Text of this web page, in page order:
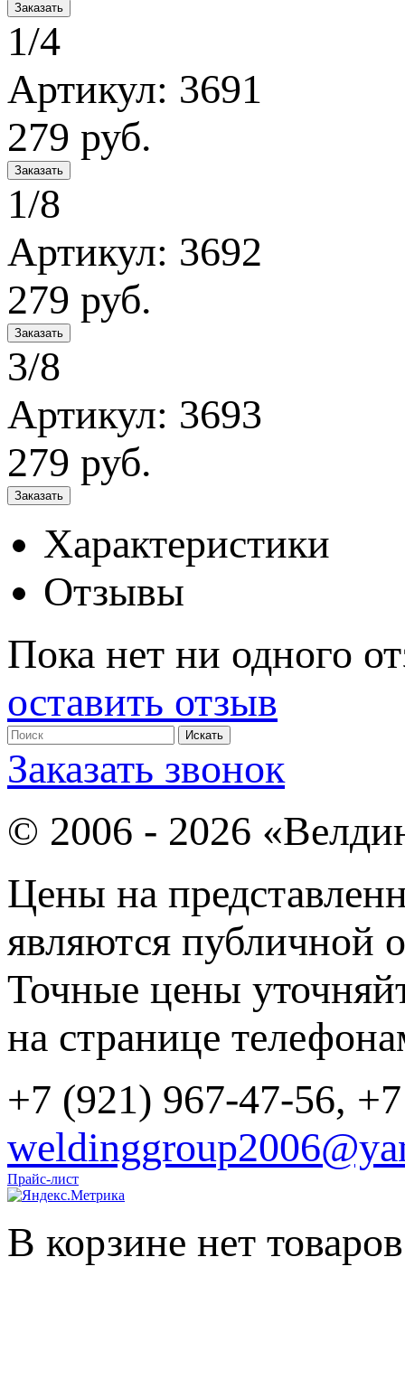
1/4
Артикул: 3691
279 руб.
1/8
Артикул: 3692
279 руб.
3/8
Артикул: 3693
279 руб.
Характеристики
Отзывы
Пока нет ни одного
оставить отзыв
Заказать звонок
© 2006 - 2026
Цены на
являются публичной
Точные цены
на странице
+7 (921) 967-47-56,
Прайс-лист
В корзине нет товаров